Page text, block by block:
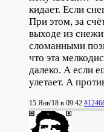
кидает. Если
При этом, за
выходе из
сломанными
что эта
далеко. А если
улетает. А
15 Янв'18 в 09:42